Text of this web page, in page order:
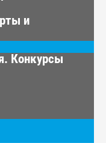
и
Конкурсы